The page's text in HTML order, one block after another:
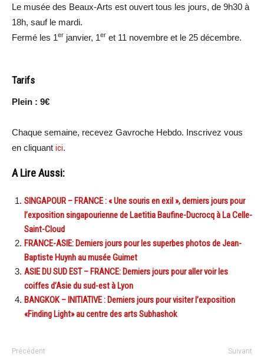
Le musée des Beaux-Arts est ouvert tous les jours, de 9h30 à
18h, sauf le mardi.
Fermé les 1er janvier, 1er et 11 novembre et le 25 décembre.
Tarifs
Plein : 9€
Chaque semaine, recevez Gavroche Hebdo. Inscrivez vous
en cliquant ici.
A Lire Aussi:
SINGAPOUR – FRANCE : « Une souris en exil », derniers jours pour
l’exposition singapourienne de Laetitia Baufine-Ducrocq à La Celle-
Saint-Cloud
FRANCE-ASIE: Derniers jours pour les superbes photos de Jean-
Baptiste Huynh au musée Guimet
ASIE DU SUD EST – FRANCE: Derniers jours pour aller voir les
coiffes d’Asie du sud-est à Lyon
BANGKOK – INITIATIVE : Derniers jours pour visiter l’exposition
«Finding Light» au centre des arts Subhashok
Précédent Suivant